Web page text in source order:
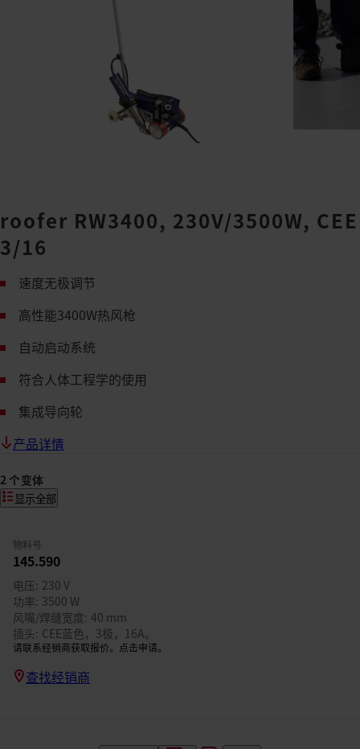
roofer RW3400, 230V/3500W, CEE
3/16
速度无极调节
高性能3400W热风枪
自动启动系统
符合人体工程学的使用
集成导向轮
产品详情
2 个变体
显示全部
物料号
145.590
电压 230 V
功率 3500 W
风嘴/焊缝宽度 40 mm
插头 CEE蓝色，3极，16A。
请联系经销商获取报价。点击申请。
查找经销商